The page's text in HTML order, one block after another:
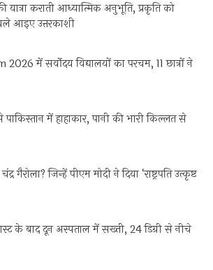
कराती आध्यात्मिक अनुभूति, प्रकृति को
आइए उत्तरकाशी
में सर्वोदय विद्यालयों का परचम, 11 छात्रों ने
पाकिस्तान में हाहाकार, पानी की भारी किल्लत से
गैरोला? जिन्हें पीएम मोदी ने दिया ‘राष्ट्रपति उत्कृष्ट
के बाद दून अस्पताल में सख्ती, 24 डिग्री से नीचे